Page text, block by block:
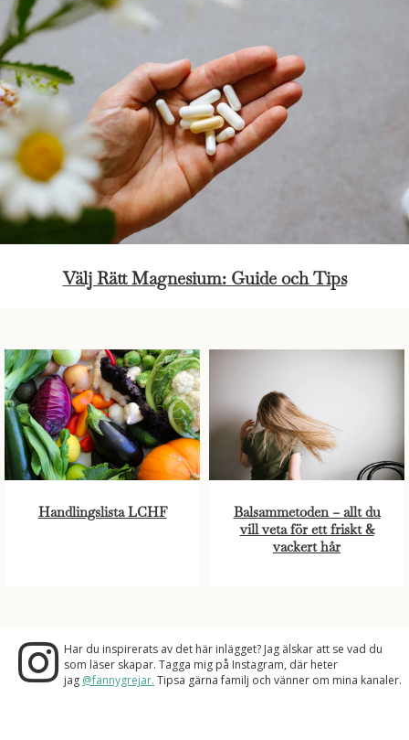
Välj Rätt Magnesium: Guide och Tips
Handlingslista LCHF
Balsammetoden – allt du
vill veta för ett friskt &
vackert hår
Har du inspirerats av det här inlägget? Jag älskar att se vad du
som läser skapar. Tagga mig på Instagram, där heter
jag @fannygrejar. Tipsa gärna familj och vänner om mina kanaler.